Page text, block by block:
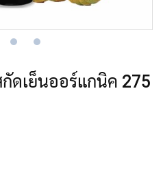
ดเย็นออร์แกนิค 275